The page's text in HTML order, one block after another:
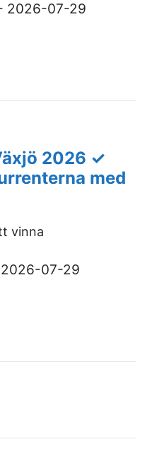
2026-07-29
2026 ✓
med
vinna
2026-07-29